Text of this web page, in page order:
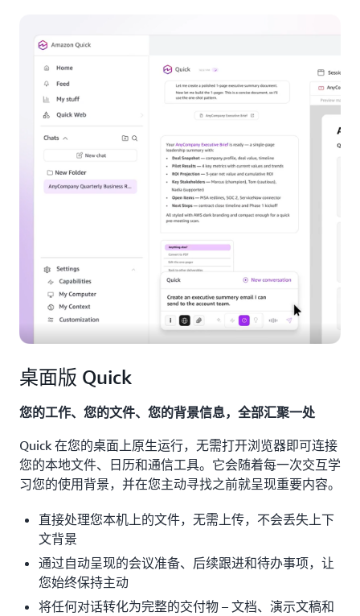
桌面版 Quick
您的工作、您的文件、您的背景信息，全部汇聚一处
Quick 在您的桌面上原生运行，无需打开浏览器即可连接
您的本地文件、日历和通信工具。它会随着每一次交互学
习您的使用背景，并在您主动寻找之前就呈现重要内容。
直接处理您本机上的文件，无需上传，不会丢失上下
文背景
通过自动呈现的会议准备、后续跟进和待办事项，让
您始终保持主动
将任何对话转化为完整的交付物 – 文档、演示文稿和